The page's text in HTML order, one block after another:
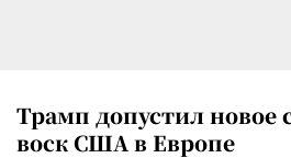
Трамп допустил новое
воск США в Европе